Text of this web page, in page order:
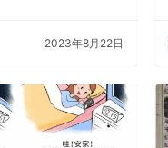
2023年8月22日